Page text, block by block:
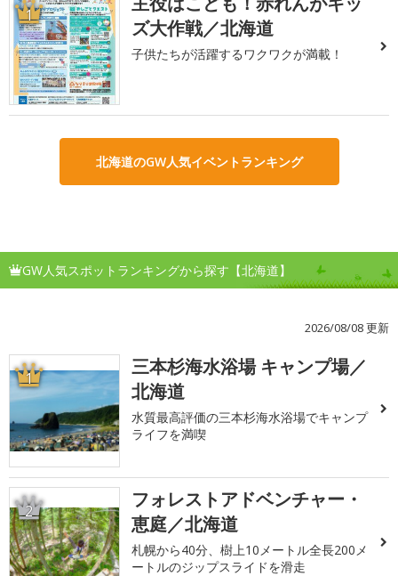
1
ズ大作戦／北海道
子供たちが活躍するワクワクが満載！
北海道のGW人気イベントランキング
GW人気スポットランキングから探す【北海道】
2026/08/08 更新
1
三本杉海水浴場 キャンプ場／
北海道
水質最高評価の三本杉海水浴場でキャンプ
ライフを満喫
2
フォレストアドベンチャー・
恵庭／北海道
札幌から40分、樹上10メートル全長200メ
ートルのジップスライドを滑走